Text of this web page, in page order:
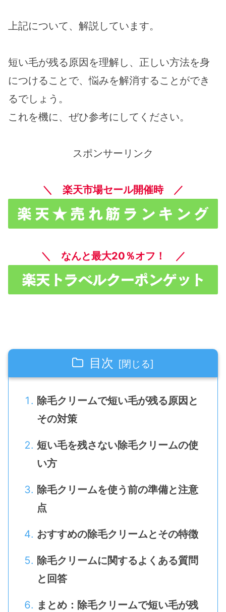
上記について、解説しています。
短い毛が残る原因を理解し、正しい方法を身
につけることで、悩みを解消することができ
るでしょう。
これを機に、ぜひ参考にしてください。
スポンサーリンク
＼ 楽天市場セール開催時 ／
＼ なんと最大20％オフ！ ／
目次
除毛クリームで短い毛が残る原因と
その対策
短い毛を残さない除毛クリームの使
い方
除毛クリームを使う前の準備と注意
点
おすすめの除毛クリームとその特徴
除毛クリームに関するよくある質問
と回答
まとめ：除毛クリームで短い毛が残